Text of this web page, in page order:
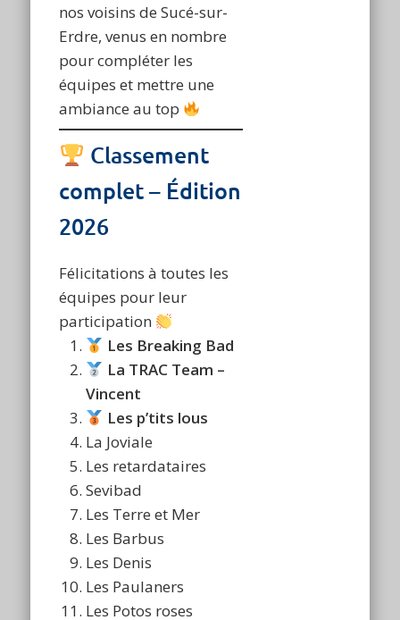
nos voisins de Sucé-sur-
Erdre, venus en nombre
pour compléter les
équipes et mettre une
ambiance au top
Classement
complet – Édition
2026
Félicitations à toutes les
équipes pour leur
participation
Les Breaking Bad
La TRAC Team –
Vincent
Les p’tits lous
La Joviale
Les retardataires
Sevibad
Les Terre et Mer
Les Barbus
Les Denis
Les Paulaners
Les Potos roses